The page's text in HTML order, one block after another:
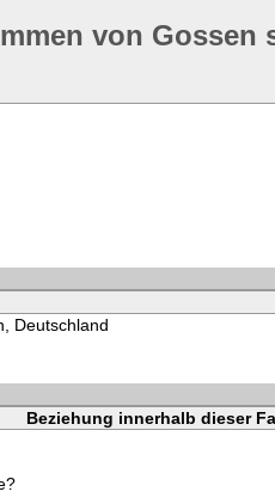
von Gossen
Deutschland
Beziehung innerhalb dieser